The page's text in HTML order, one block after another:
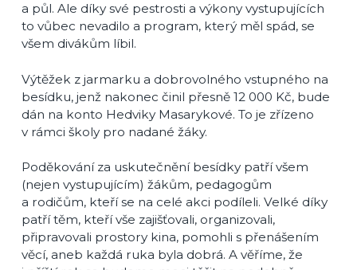
a půl. Ale díky své pestrosti a výkony vystupujících
to vůbec nevadilo a program, který měl spád, se
všem divákům líbil.
Výtěžek z jarmarku a dobrovolného vstupného na
besídku, jenž nakonec činil přesně 12 000 Kč, bude
dán na konto Hedviky Masarykové. To je zřízeno
v rámci školy pro nadané žáky.
Poděkování za uskutečnění besídky patří všem
(nejen vystupujícím) žákům, pedagogům
a rodičům, kteří se na celé akci podíleli. Velké díky
patří těm, kteří vše zajišťovali, organizovali,
připravovali prostory kina, pomohli s přenášením
věcí, aneb každá ruka byla dobrá. A věříme, že